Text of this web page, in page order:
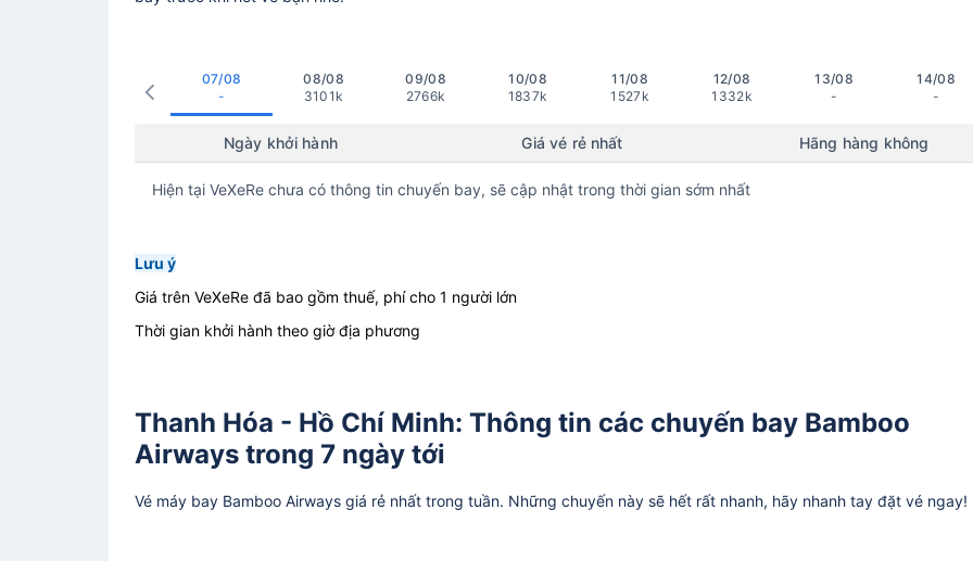
07/08
-
08/08
3101k
09/08
2766k
10/08
1837k
11/08
1527k
12/08
1332k
13/08
-
14/08
-
Ngày khởi hành Giá vé rẻ nhất Hãng hàng không
Hiện tại VeXeRe chưa có thông tin chuyến bay, sẽ cập nhật trong thời gian sớm nhất
Lưu ý
Giá trên VeXeRe đã bao gồm thuế, phí cho 1 người lớn
Thời gian khởi hành theo giờ địa phương
Thanh Hóa - Hồ Chí Minh: Thông tin các chuyến bay Bamboo
Airways trong 7 ngày tới
Vé máy bay Bamboo Airways giá rẻ nhất trong tuần. Những chuyến này sẽ hết rất nhanh, hãy nhanh tay đặt vé ngay!